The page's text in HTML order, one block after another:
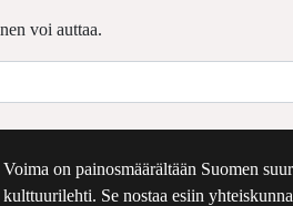
voi auttaa.
Voima on painosmäärältään Suomen
kulttuurilehti. Se nostaa esiin